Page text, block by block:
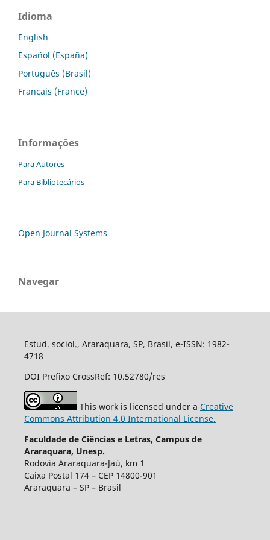
Idioma
English
Español (España)
Português (Brasil)
Français (France)
Informações
Para Autores
Para Bibliotecários
Open Journal Systems
Navegar
Estud. sociol., Araraquara, SP, Brasil, e-ISSN: 1982-
4718
DOI Prefixo CrossRef: 10.52780/res
This work is licensed under a Creative
Commons Attribution 4.0 International License.
Faculdade de Ciências e Letras, Campus de
Araraquara, Unesp.
Rodovia Araraquara-Jaú, km 1
Caixa Postal 174 – CEP 14800-901
Araraquara – SP – Brasil